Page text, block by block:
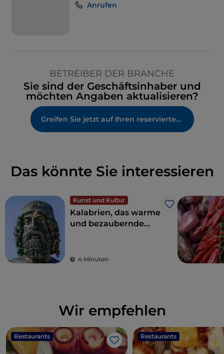
Anrufen
BETREIBER DER BRANCHE
Sie sind der Geschäftsinhaber und
möchten Angaben aktualisieren?
Greifen Sie jetzt auf Ihren reservierten Bereich zu
Das könnte Sie interessieren
Kunst und Kultur
Like
Kalabrien, das warme
und bezaubernde
Riace
4 Minuten
Wir empfehlen
Restaurants
Like
Restaurants